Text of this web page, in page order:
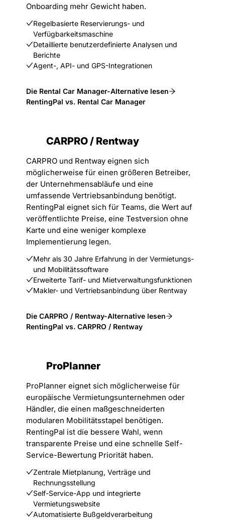
Onboarding mehr Gewicht haben.
Regelbasierte Reservierungs- und
Verfügbarkeitsmaschine
Detaillierte benutzerdefinierte Analysen und
Berichte
Agent-, API- und GPS-Integrationen
Die Rental Car Manager-Alternative lesen
RentingPal vs. Rental Car Manager
CARPRO / Rentway
CARPRO und Rentway eignen sich
möglicherweise für einen größeren Betreiber,
der Unternehmensabläufe und eine
umfassende Vertriebsanbindung benötigt.
RentingPal eignet sich für Teams, die Wert auf
veröffentlichte Preise, eine Testversion ohne
Karte und eine weniger komplexe
Implementierung legen.
Mehr als 30 Jahre Erfahrung in der Vermietungs-
und Mobilitätssoftware
Erweiterte Tarif- und Mietverwaltungsfunktionen
Makler- und Vertriebsanbindung über Rentway
Die CARPRO / Rentway-Alternative lesen
RentingPal vs. CARPRO / Rentway
ProPlanner
ProPlanner eignet sich möglicherweise für
europäische Vermietungsunternehmen oder
Händler, die einen maßgeschneiderten
modularen Mobilitätsstapel benötigen.
RentingPal ist die bessere Wahl, wenn
transparente Preise und eine schnelle Self-
Service-Bewertung Priorität haben.
Zentrale Mietplanung, Verträge und
Rechnungsstellung
Self-Service-App und integrierte
Vermietungswebsite
Automatisierte Bußgeldverarbeitung